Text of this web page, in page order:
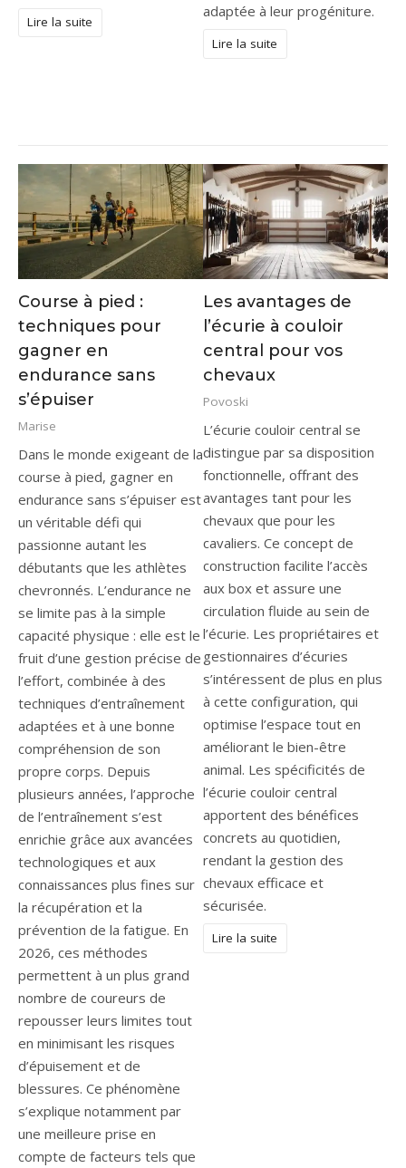
Lire la suite
adaptée à leur progéniture.
Lire la suite
Course à pied :
techniques pour
gagner en
endurance sans
s’épuiser
Marise
Dans le monde exigeant de la
course à pied, gagner en
endurance sans s’épuiser est
un véritable défi qui
passionne autant les
débutants que les athlètes
chevronnés. L’endurance ne
se limite pas à la simple
capacité physique : elle est le
fruit d’une gestion précise de
l’effort, combinée à des
techniques d’entraînement
adaptées et à une bonne
compréhension de son
propre corps. Depuis
plusieurs années, l’approche
de l’entraînement s’est
enrichie grâce aux avancées
technologiques et aux
connaissances plus fines sur
la récupération et la
prévention de la fatigue. En
2026, ces méthodes
permettent à un plus grand
nombre de coureurs de
repousser leurs limites tout
en minimisant les risques
d’épuisement et de
blessures. Ce phénomène
s’explique notamment par
une meilleure prise en
compte de facteurs tels que
Les avantages de
l’écurie à couloir
central pour vos
chevaux
Povoski
L’écurie couloir central se
distingue par sa disposition
fonctionnelle, offrant des
avantages tant pour les
chevaux que pour les
cavaliers. Ce concept de
construction facilite l’accès
aux box et assure une
circulation fluide au sein de
l’écurie. Les propriétaires et
gestionnaires d’écuries
s’intéressent de plus en plus
à cette configuration, qui
optimise l’espace tout en
améliorant le bien-être
animal. Les spécificités de
l’écurie couloir central
apportent des bénéfices
concrets au quotidien,
rendant la gestion des
chevaux efficace et
sécurisée.
Lire la suite